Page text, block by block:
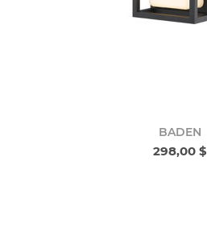
BADEN
298,00 $